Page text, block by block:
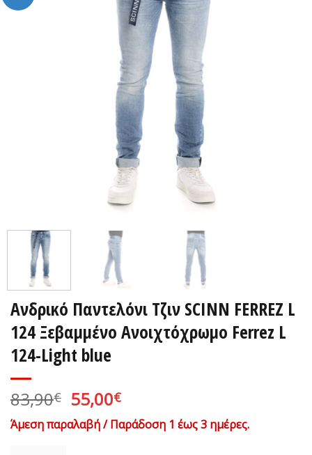
Ανδρικό Παντελόνι Τζιν SCINN FERREZ L
124 Ξεβαμμένο Ανοιχτόχρωμο Ferrez L
124-Light blue
83,90€ Original
price
was:
55,00€Η
τρέχουσα
τιμή
Άμεση παραλαβή / Παράδοση 1 έως 3 ημέρες.